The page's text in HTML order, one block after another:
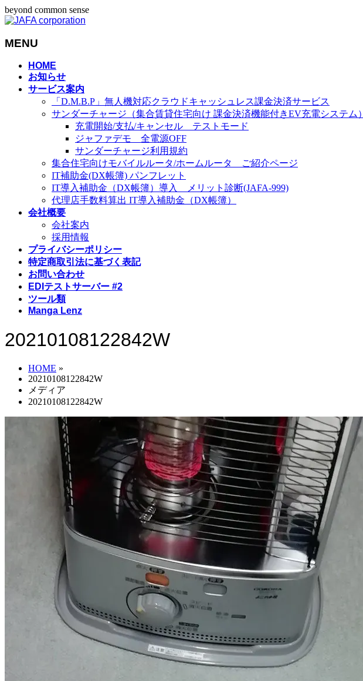
beyond common sense
MENU
HOME
お知らせ
サービス案内
「D.M.B.P」無人機対応クラウドキャッシュレス課金決済サービス
サンダーチャージ（集合賃貸住宅向け 課金決済機能付きEV充電システム）
充電開始/支払/キャンセル テストモード
ジャファデモ 全電源OFF
サンダーチャージ利用規約
集合住宅向けモバイルルータ/ホームルータ ご紹介ページ
IT補助金(DX帳簿) パンフレット
IT導入補助金（DX帳簿）導入 メリット診断(JAFA-999)
代理店手数料算出 IT導入補助金（DX帳簿）
会社概要
会社案内
採用情報
プライバシーポリシー
特定商取引法に基づく表記
お問い合わせ
EDIテストサーバー #2
ツール類
Manga Lenz
20210108122842W
HOME »
20210108122842W
メディア
20210108122842W